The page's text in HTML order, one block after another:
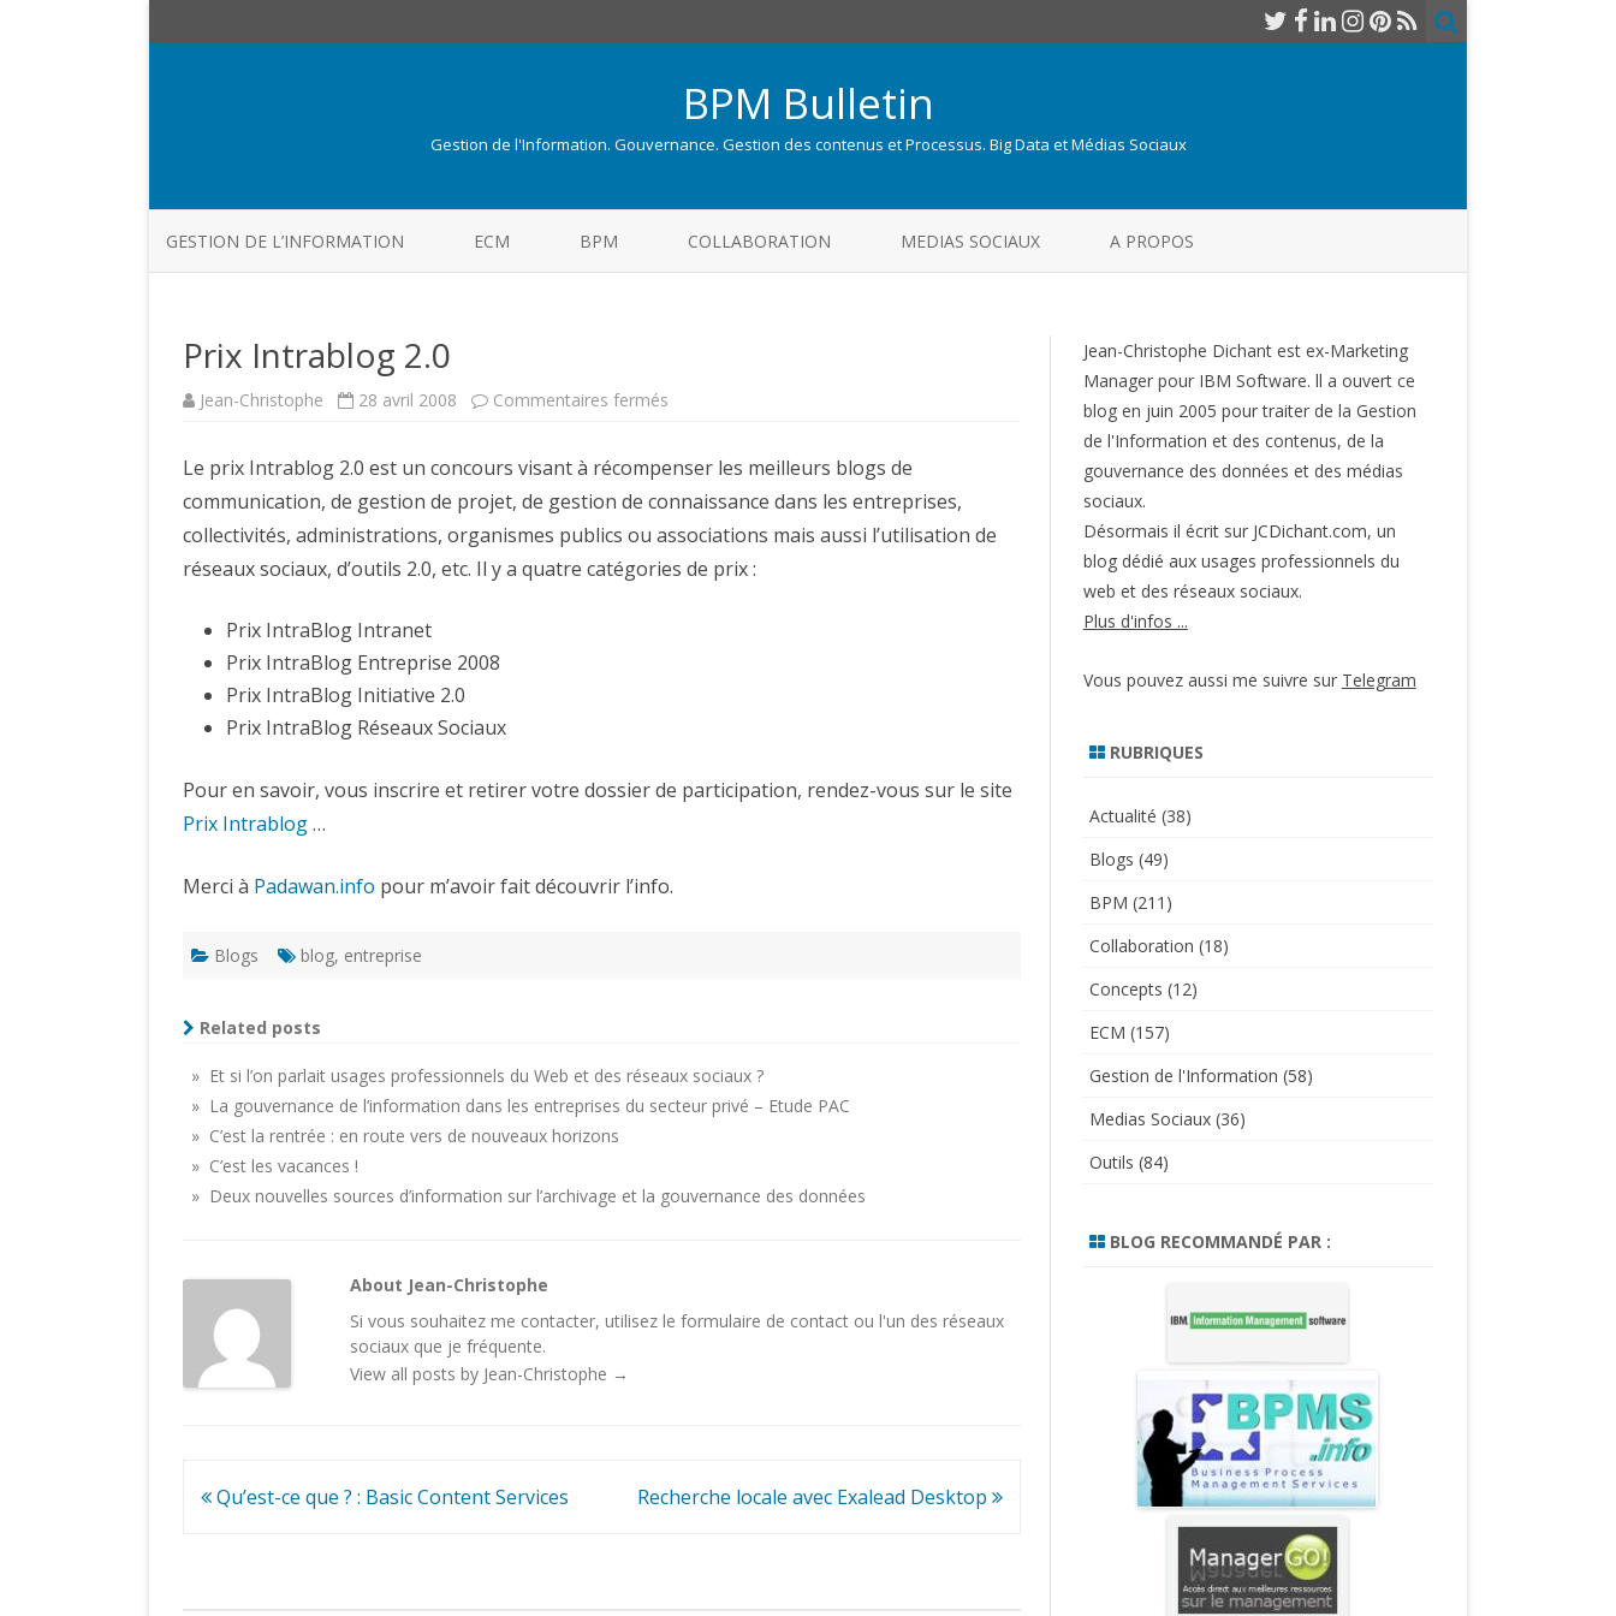
BPM Bulletin
Gestion de l'Information. Gouvernance. Gestion des contenus et Processus. Big Data et Médias Sociaux
to
GESTION DE L’INFORMATION ECM BPM COLLABORATION MEDIAS SOCIAUX A PROPOS
Prix Intrablog 2.0
Jean-Christophe 28 avril 2008 Commentaires fermés
Le prix Intrablog 2.0 est un concours visant à récompenser les meilleurs blogs de
communication, de gestion de projet, de gestion de connaissance dans les entreprises,
collectivités, administrations, organismes publics ou associations mais aussi l’utilisation de
réseaux sociaux, d’outils 2.0, etc. Il y a quatre catégories de prix :
Prix IntraBlog Intranet
Prix IntraBlog Entreprise 2008
Prix IntraBlog Initiative 2.0
Prix IntraBlog Réseaux Sociaux
Pour en savoir, vous inscrire et retirer votre dossier de participation, rendez-vous sur le site
Prix Intrablog…
Merci à Padawan.info pour m’avoir fait découvrir l’info.
Blogs blog, entreprise
Related posts
» Et si l’on parlait usages professionnels du Web et des réseaux sociaux ?
» La gouvernance de l’information dans les entreprises du secteur privé – Etude PAC
» C’est la rentrée : en route vers de nouveaux horizons
» C’est les vacances !
» Deux nouvelles sources d’information sur l’archivage et la gouvernance des données
About Jean-Christophe
Si vous souhaitez me contacter, utilisez leformulaire de contact ou l'un desréseaux
sociaux que je fréquente.
View all posts by Jean-Christophe →
Navigation
Qu’est-ce que ? : Basic Content Services Recherche locale avec Exalead Desktop
Jean-Christophe Dichant est ex-Marketing
Manager pour IBM Software. ll a ouvert ce
blog en juin 2005 pour traiter de la Gestion
de l'Information et des contenus, de la
gouvernance des données et des médias
sociaux.
Désormais il écrit sur JCDichant.com, un
blog dédié aux usages professionnels du
web et des réseaux sociaux.
Plus d'infos ...
Vous pouvez aussi me suivre sur Telegram
RUBRIQUES
Actualité (38)
Blogs (49)
BPM (211)
Collaboration (18)
Concepts (12)
ECM (157)
Gestion de l'Information (58)
Medias Sociaux(36)
Outils (84)
BLOG RECOMMANDÉ PAR :